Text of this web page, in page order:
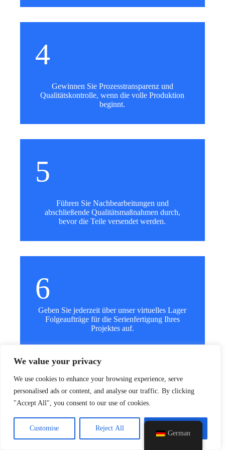
We value your privacy
We use cookies to enhance your browsing experience, serve
personalised ads or content, and analyse our traffic. By clicking
"Accept All", you consent to our use of cookies.
Customise Reject All
4
Gewinnen Sie Prozesstransparenz und
Qualitätskontrolle, wenn die volle Produktion
beginnt.
5
Führen Sie Nachbearbeitungen und
abschließende Qualitätsmaßnahmen durch,
bevor die Teile versendet werden.
6
Geben Sie jederzeit über unser virtuelles Lager
Folgeaufträge für die Serienfertigung Ihres
Projektes auf.
Jetzt loslegen
German
a